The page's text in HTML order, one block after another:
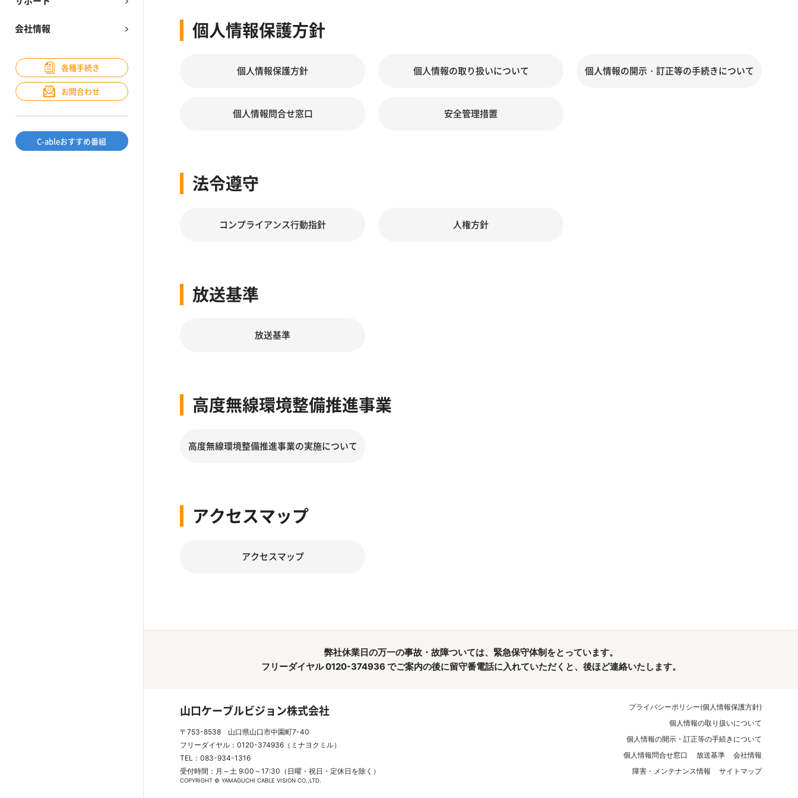
会社情報
各種手続き
お問合わせ
C-ableおすすめ番組
個人情報保護方針
個人情報保護方針 個人情報の取り扱いについて 個人情報の開示・訂正等の手続きについて
個人情報問合せ窓口 安全管理措置
法令遵守
コンプライアンス行動指針 人権方針
放送基準
放送基準
高度無線環境整備推進事業
高度無線環境整備推進事業の実施について
アクセスマップ
アクセスマップ
弊社休業日の万一の事故・故障ついては、緊急保守体制をとっています。
フリーダイヤル 0120-374936 でご案内の後に留守番電話に入れていただくと、後ほど連絡いたします。
山口ケーブルビジョン株式会社
〒753-8538 山口県山口市中園町7-40
フリーダイヤル：0120-374936（ミナヨクミル）
TEL：083-934-1316
受付時間：月～土 9:00～17:30（日曜・祝日・定休日を除く）
プライバシーポリシー(個人情報保護方針)
個人情報の取り扱いについて
個人情報の開示・訂正等の手続きについて
個人情報問合せ窓口
放送基準
会社情報
障害・メンテナンス情報
サイトマップ
COPYRIGHT © YAMAGUCHI CABLE VISION CO.,LTD.